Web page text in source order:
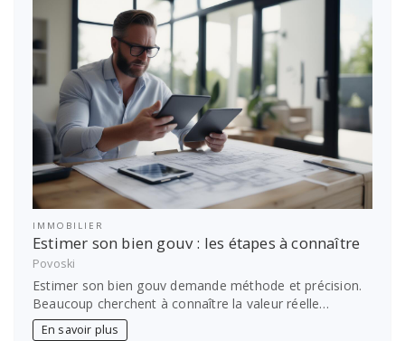
IMMOBILIER
Estimer son bien gouv : les étapes à connaître
Povoski
Estimer son bien gouv demande méthode et précision.
Beaucoup cherchent à connaître la valeur réelle…
En savoir plus